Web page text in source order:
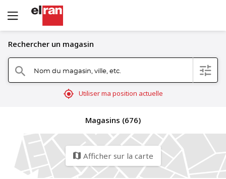
Rechercher un magasin
search Nom du magasin, ville, etc. filter
mylocation Utiliser ma position actuelle
Magasins (676)
map Afficher sur la carte